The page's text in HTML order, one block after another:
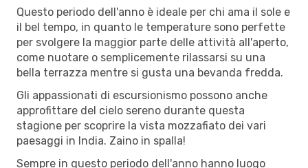
Questo periodo dell'anno è ideale per chi ama il sole e
il bel tempo, in quanto le temperature sono perfette
per svolgere la maggior parte delle attività all'aperto,
come nuotare o semplicemente rilassarsi su una
bella terrazza mentre si gusta una bevanda fredda.
Gli appassionati di escursionismo possono anche
approfittare del cielo sereno durante questa
stagione per scoprire la vista mozzafiato dei vari
paesaggi in India. Zaino in spalla!
Sempre in questo periodo dell'anno hanno luogo